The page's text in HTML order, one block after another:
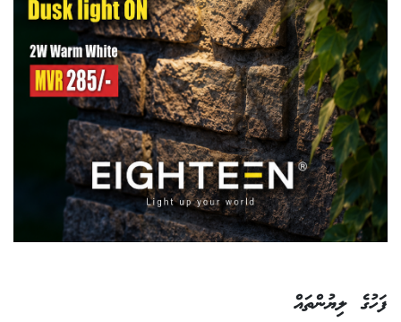
ފަހުގެ ލިޔުންތައް